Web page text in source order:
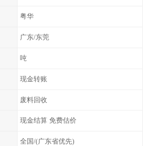
粤华
广东/东莞
吨
现金转账
废料回收
现金结算 免费估价
全国/(广东省优先)